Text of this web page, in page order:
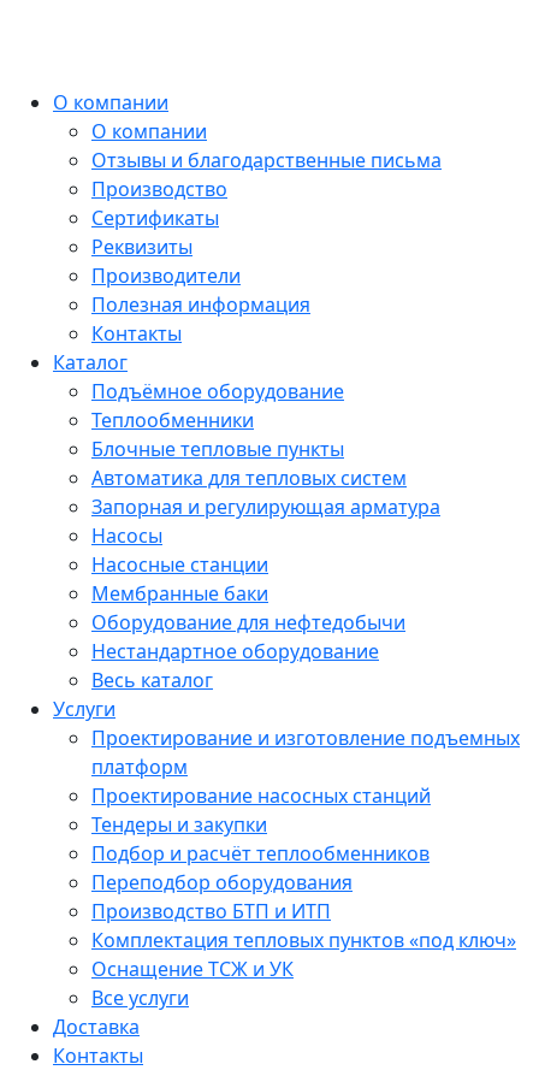
О компании
О компании
Отзывы и благодарственные письма
Производство
Сертификаты
Реквизиты
Производители
Полезная информация
Контакты
Каталог
Подъёмное оборудование
Теплообменники
Блочные тепловые пункты
Автоматика для тепловых систем
Запорная и регулирующая арматура
Насосы
Насосные станции
Мембранные баки
Оборудование для нефтедобычи
Нестандартное оборудование
Весь каталог
Услуги
Проектирование и изготовление подъемных
платформ
Проектирование насосных станций
Тендеры и закупки
Подбор и расчёт теплообменников
Переподбор оборудования
Производство БТП и ИТП
Комплектация тепловых пунктов «под ключ»
Оснащение ТСЖ и УК
Все услуги
Доставка
Контакты